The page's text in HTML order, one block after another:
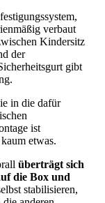
verbaut
Kindersitz
der
gibt
in die dafür
ist
etwas.
überträgt sich
die Box und
stabilisieren,